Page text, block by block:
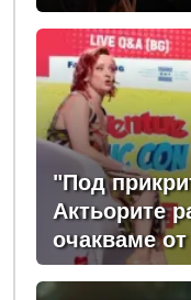
"Под
Актьорите
очакваме от